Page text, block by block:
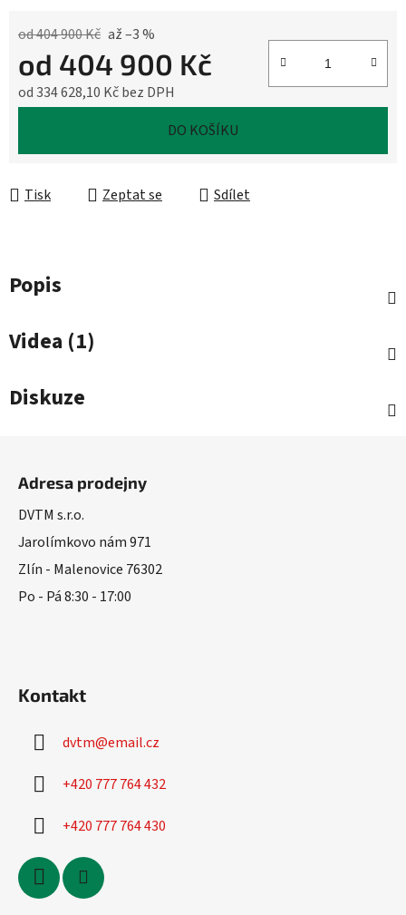
od 404 900 Kč až –3 %
od 404 900 Kč
od334 628,10 Kčbez DPH
DO KOŠÍKU
Tisk Zeptat se Sdílet
Popis
Videa (1)
Diskuze
Adresa prodejny
DVTM s.r.o.
Jarolímkovo nám 971
Zlín - Malenovice 76302
Po - Pá 8:30 - 17:00
Kontakt
dvtm@email.cz
+420 777 764 432
+420 777 764 430